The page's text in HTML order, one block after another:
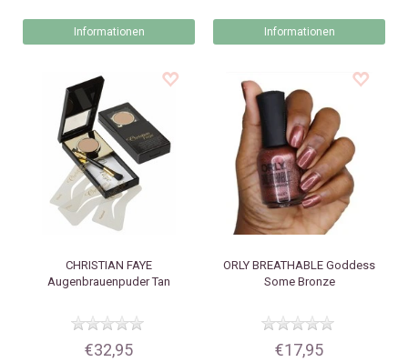
Informationen Informationen
CHRISTIAN FAYE
Augenbrauenpuder Tan
€32,95
ORLY BREATHABLE Goddess
Some Bronze
€17,95